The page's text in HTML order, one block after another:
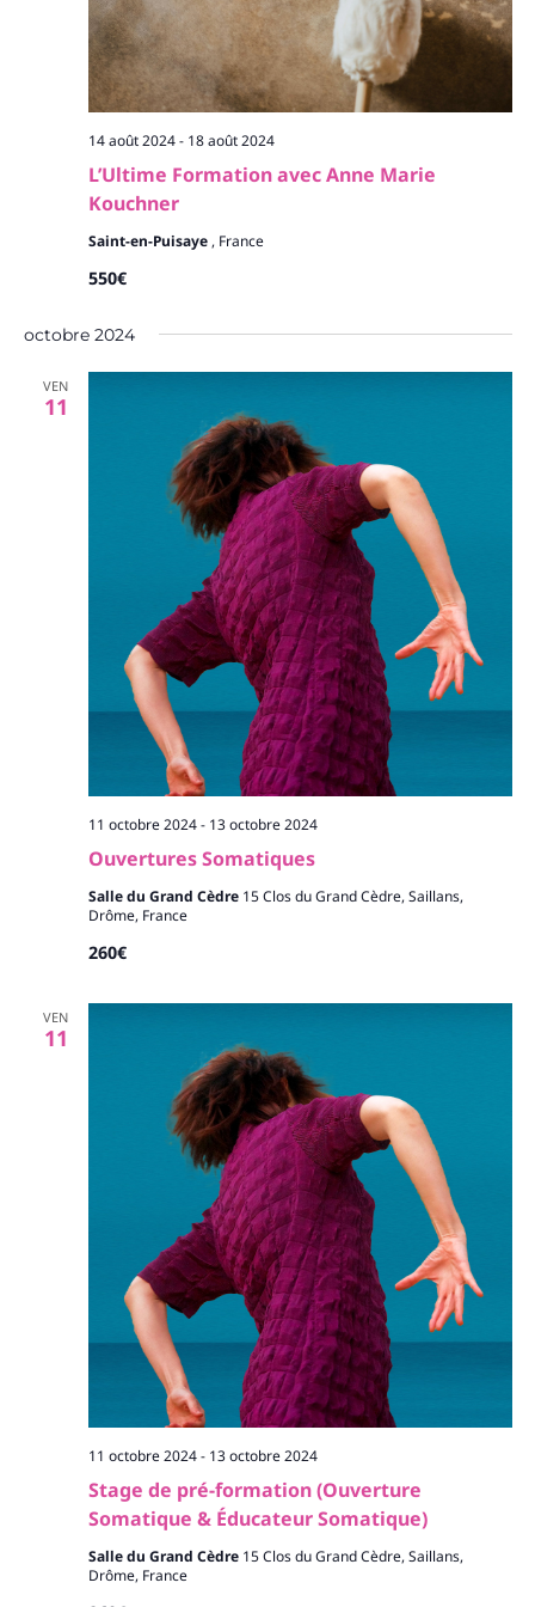
L’Ultime Formation avec Anne Marie
Kouchner
14 août 2024- 18 août 2024
Saint-en-Puisaye , France
550€
octobre 2024
VEN
11
Ouvertures Somatiques
11 octobre 2024- 13 octobre 2024
Salle du Grand Cèdre 15 Clos du Grand Cèdre, Saillans,
Drôme, France
260€
VEN
11
Stage de pré-formation (Ouverture
Somatique & Éducateur Somatique)
11 octobre 2024- 13 octobre 2024
Salle du Grand Cèdre 15 Clos du Grand Cèdre, Saillans,
Drôme, France